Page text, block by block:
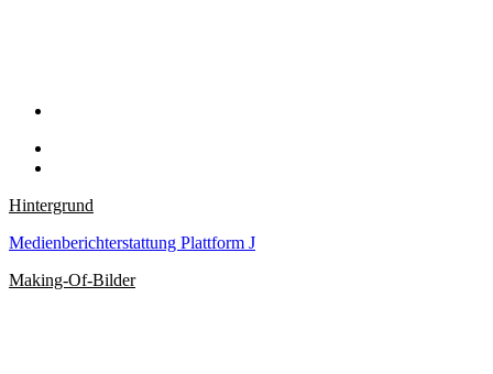
Hintergrund
Medienberichterstattung Plattform J
Making-Of-Bilder